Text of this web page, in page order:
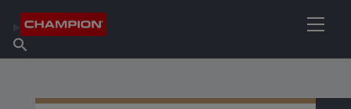
À propos de Champion
Trouver un point de vente